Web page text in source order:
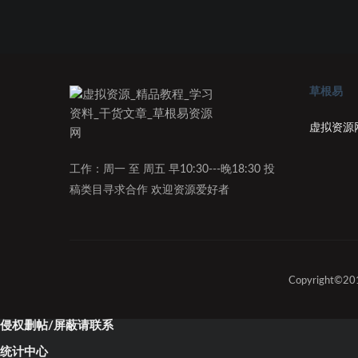
工作：周一 至 周五 早10:30---晚18:30 投
稿类目寻求合作 欢迎资源爱好者
草根易
虚拟资源
侵权删帖/屏蔽请联系
统计中心